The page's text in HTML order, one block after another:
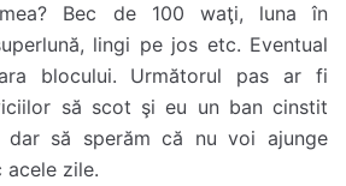
Bec de 100 waţi, luna în
lingi pe jos etc. Eventual
blocului. Următorul pas ar fi
să scot şi eu un ban cinstit
dar să sperăm că nu voi ajunge
acele zile.